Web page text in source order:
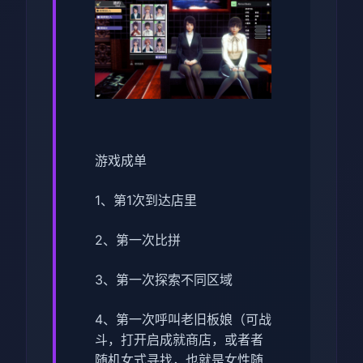
游戏成单
1、第1次到达店里
2、第一次比拼
3、第一次探索不同区域
4、第一次呼叫老旧板娘（可战
斗，打开启成就商店，或者者